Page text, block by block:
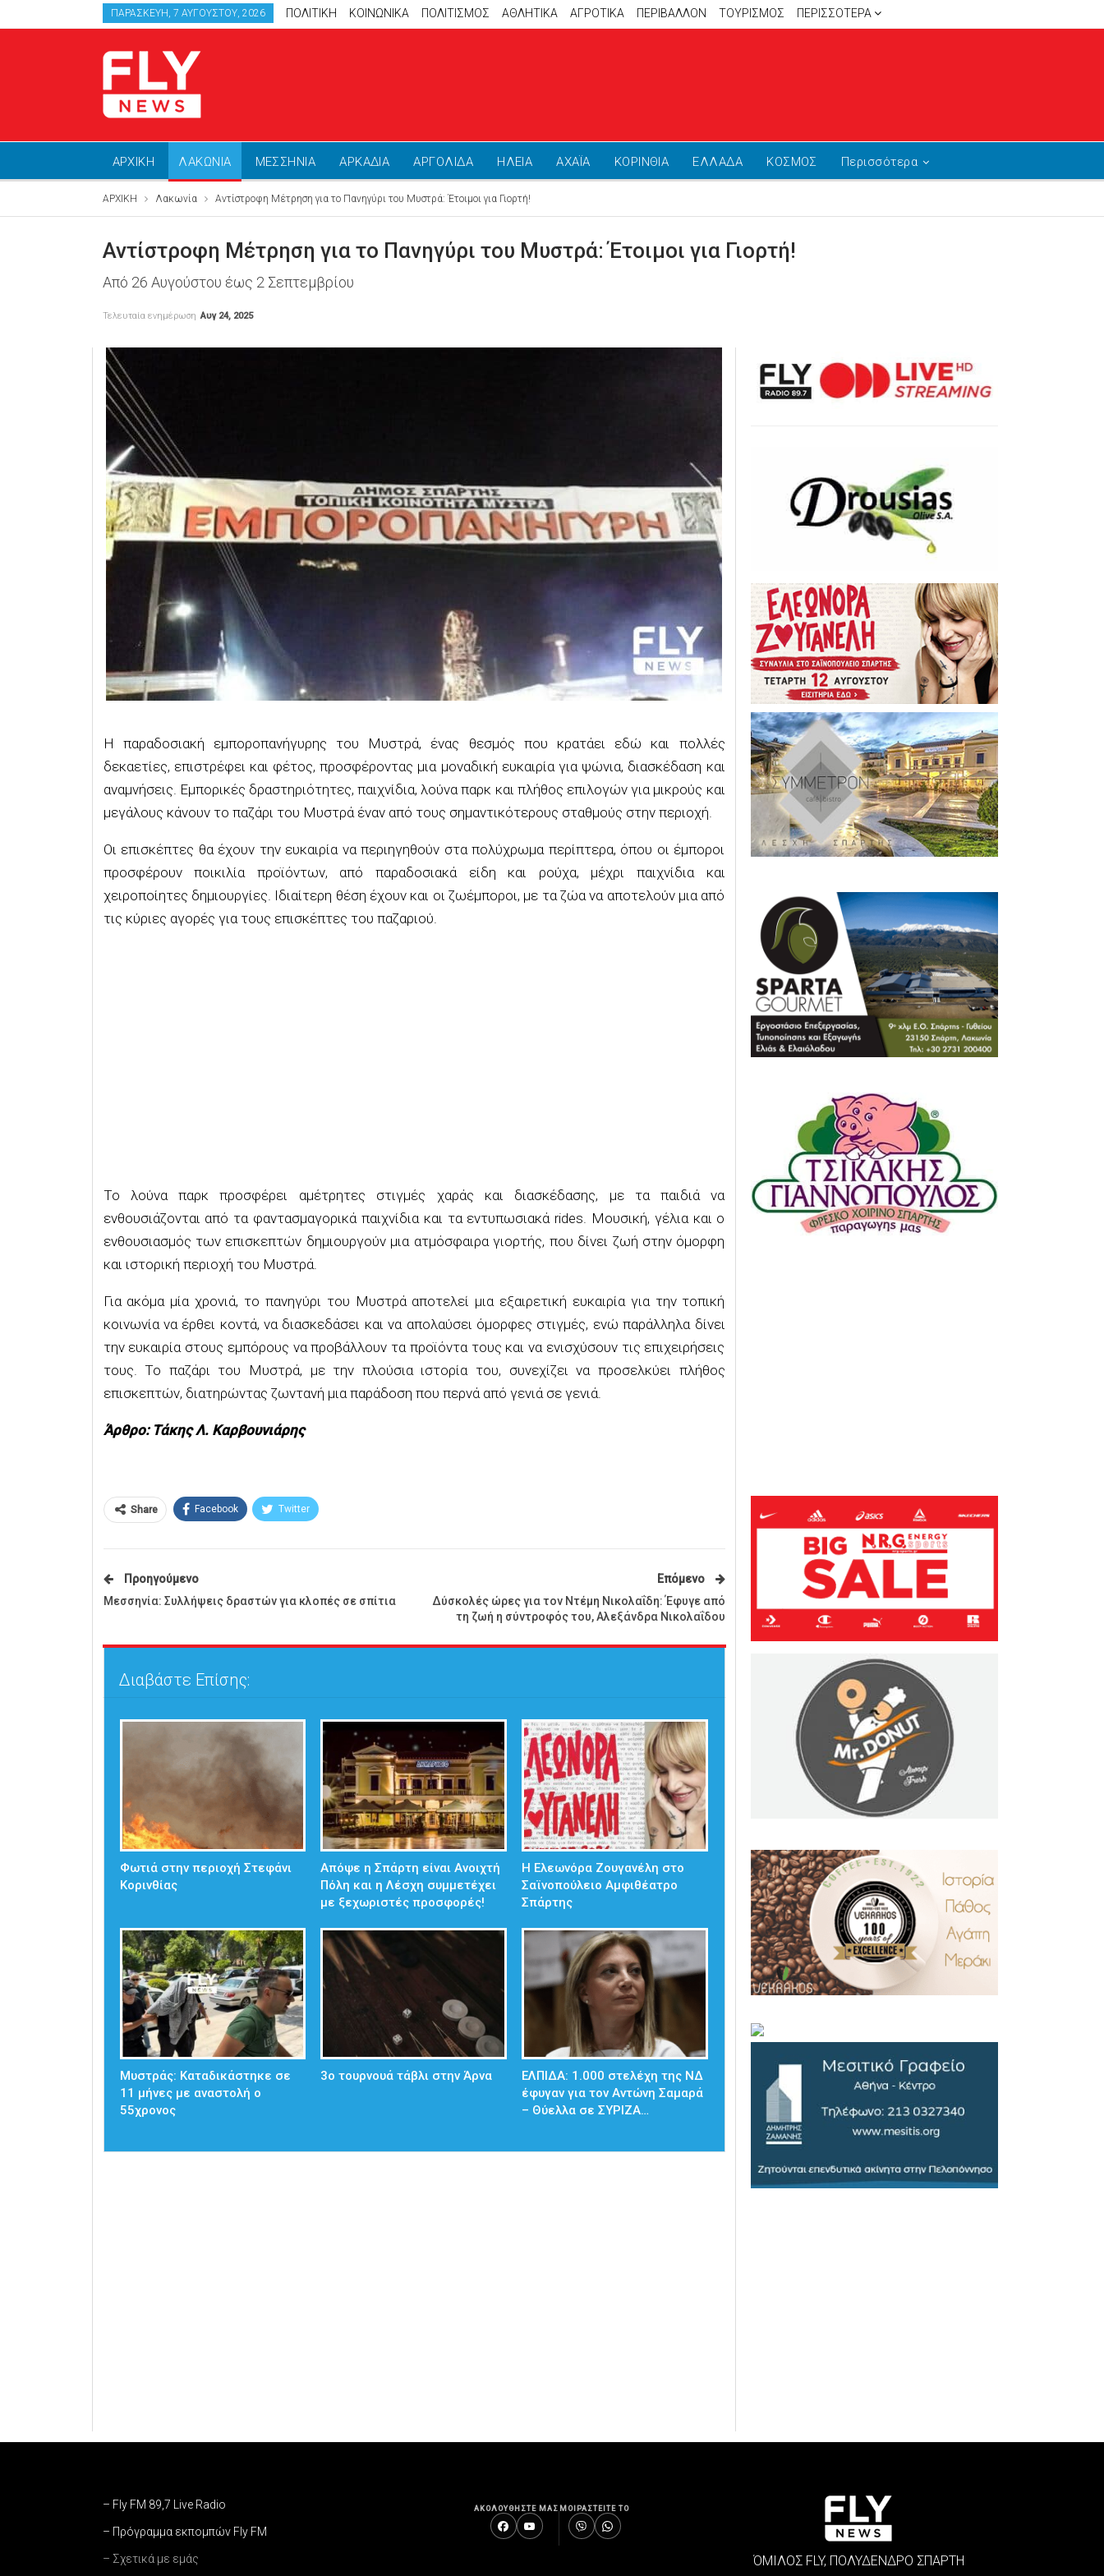
ΠΑΡΑΣΚΕΥΉ, 7 ΑΥΓΟΎΣΤΟΥ, 2026 ΠΟΛΙΤΙΚΗ ΚΟΙΝΩΝΙΚΑ ΠΟΛΙΤΙΣΜΟΣ ΑΘΛΗΤΙΚΆ ΑΓΡΟΤΙΚΑ ΠΕΡΙΒΑΛΛΟΝ ΤΟΥΡΙΣΜΟΣ ΠΕΡΙΣΣΌΤΕΡΑ
ΑΡΧΙΚΗ ΛΑΚΩΝΙΑ ΜΕΣΣΗΝΙΑ ΑΡΚΑΔΙΑ ΑΡΓΟΛΙΔΑ ΗΛΕΙΑ ΑΧΑΪΑ ΚΟΡΙΝΘΙΑ ΕΛΛΑΔΑ ΚΟΣΜΟΣ Περισσότερα
ΑΡΧΙΚΗ Λακωνία Αντίστροφη Μέτρηση για το Πανηγύρι του Μυστρά: Έτοιμοι για Γιορτή!
Αντίστροφη Μέτρηση για το Πανηγύρι του Μυστρά: Έτοιμοι για Γιορτή!
Από 26 Αυγούστου έως 2 Σεπτεμβρίου
Τελευταία ενημέρωση Αυγ 24, 2025
Η παραδοσιακή εμποροπανήγυρης του Μυστρά, ένας θεσμός που κρατάει εδώ και πολλές
δεκαετίες, επιστρέφει και φέτος, προσφέροντας μια μοναδική ευκαιρία για ψώνια, διασκέδαση και
αναμνήσεις. Εμπορικές δραστηριότητες, παιχνίδια, λούνα παρκ και πλήθος επιλογών για μικρούς και
μεγάλους κάνουν το παζάρι του Μυστρά έναν από τους σημαντικότερους σταθμούς στην περιοχή.
Οι επισκέπτες θα έχουν την ευκαιρία να περιηγηθούν στα πολύχρωμα περίπτερα, όπου οι έμποροι
προσφέρουν ποικιλία προϊόντων, από παραδοσιακά είδη και ρούχα, μέχρι παιχνίδια και
χειροποίητες δημιουργίες. Ιδιαίτερη θέση έχουν και οι ζωέμποροι, με τα ζώα να αποτελούν μια από
τις κύριες αγορές για τους επισκέπτες του παζαριού.
Το λούνα παρκ προσφέρει αμέτρητες στιγμές χαράς και διασκέδασης, με τα παιδιά να
ενθουσιάζονται από τα φαντασμαγορικά παιχνίδια και τα εντυπωσιακά rides. Μουσική, γέλια και ο
ενθουσιασμός των επισκεπτών δημιουργούν μια ατμόσφαιρα γιορτής, που δίνει ζωή στην όμορφη
και ιστορική περιοχή του Μυστρά.
Για ακόμα μία χρονιά, το πανηγύρι του Μυστρά αποτελεί μια εξαιρετική ευκαιρία για την τοπική
κοινωνία να έρθει κοντά, να διασκεδάσει και να απολαύσει όμορφες στιγμές, ενώ παράλληλα δίνει
την ευκαιρία στους εμπόρους να προβάλλουν τα προϊόντα τους και να ενισχύσουν τις επιχειρήσεις
τους. Το παζάρι του Μυστρά, με την πλούσια ιστορία του, συνεχίζει να προσελκύει πλήθος
επισκεπτών, διατηρώντας ζωντανή μια παράδοση που περνά από γενιά σε γενιά.
Άρθρο: Τάκης Λ. Καρβουνιάρης
Share Facebook Twitter
Προηγούμενο
Μεσσηνία: Συλλήψεις δραστών για κλοπές σε σπίτια
Επόμενο
Δύσκολές ώρες για τον Ντέμη Νικολαΐδη: Έφυγε από
τη ζωή η σύντροφός του, Αλεξάνδρα Νικολαΐδου
Διαβάστε Επίσης:
Φωτιά στην περιοχή Στεφάνι
Κορινθίας
Απόψε η Σπάρτη είναι Ανοιχτή
Πόλη και η Λέσχη συμμετέχει
με ξεχωριστές προσφορές!
Η Ελεωνόρα Ζουγανέλη στο
Σαϊνοπούλειο Αμφιθέατρο
Σπάρτης
Μυστράς: Καταδικάστηκε σε
11 μήνες με αναστολή ο
55χρονος
3ο τουρνουά τάβλι στην Άρνα
ΕΛΠΙΔΑ: 1.000 στελέχη της ΝΔ
έφυγαν για τον Αντώνη Σαμαρά
– Θύελλα σε ΣΥΡΙΖΑ…
– Fly FM 89,7 Live Radio
– Πρόγραμμα εκπομπών Fly FM
– Σχετικά με εμάς
ΑΚΟΛΟΥΘΗΣΤΕ ΜΑΣ ΜΟΙΡΑΣΤΕΙΤΕ ΤΟ
ΌΜΙΛΟΣ FLY, ΠΟΛΥΔΕΝΔΡΟ ΣΠΑΡΤΗ